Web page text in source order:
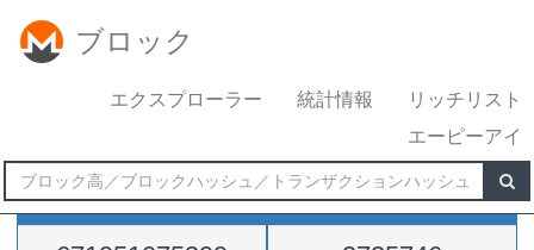
ブロック
エクスプローラー 統計情報
リッチリスト
エーピーアイ
難易度 高さ